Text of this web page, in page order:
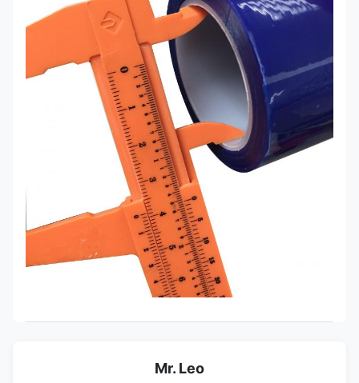
Mr. Leo